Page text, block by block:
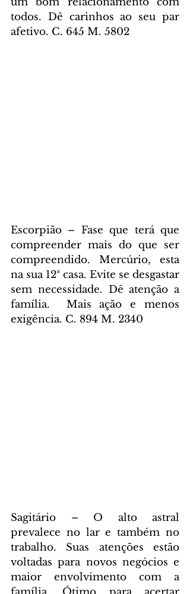
todos. Dê carinhos ao seu par
afetivo. C. 645 M. 5802
Escorpião – Fase que terá que
compreender mais do que ser
compreendido. Mercúrio, esta
na sua 12ª casa. Evite se desgastar
sem necessidade. Dê atenção a
família.  Mais ação e menos
exigência. C. 894 M. 2340
Sagitário – O alto astral
prevalece no lar e também no
trabalho. Suas atenções estão
voltadas para novos negócios e
maior envolvimento com a